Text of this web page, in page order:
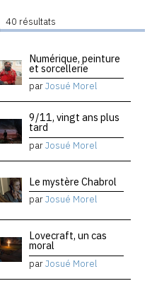
40 résultats
Numérique, peinture
et sorcellerie
parJosué Morel
9/11, vingt ans plus
tard
parJosué Morel
Le mystère Chabrol
parJosué Morel
Lovecraft, un cas
moral
parJosué Morel